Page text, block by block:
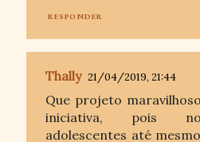
RESPONDER
Thally 21/04/2019, 21:44
Que projeto
iniciativa, pois
adolescentes até